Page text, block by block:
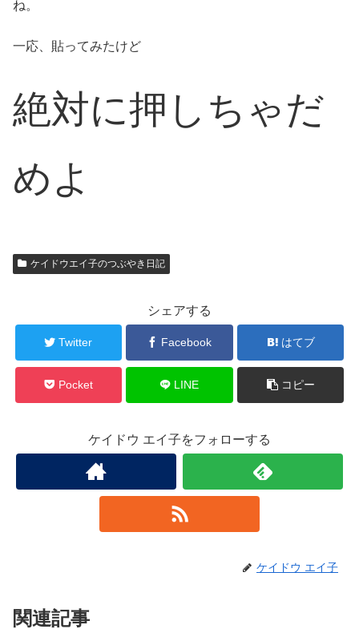
ね。
一応、貼ってみたけど
絶対に押しちゃだ
めよ
ケイドウエイ子のつぶやき日記
シェアする
Twitter Facebook はてブ
Pocket LINE コピー
ケイドウ エイ子をフォローする
ケイドウ エイ子
関連記事